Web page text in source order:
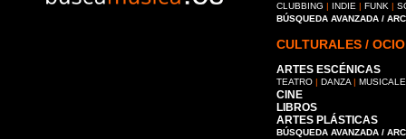
CLUBBING | INDIE | FUNK |
BÚSQUEDA AVANZADA /
CULTURALES / OCIO
ARTES ESCÉNICAS
TEATRO | DANZA |
CINE
LIBROS
ARTES PLÁSTICAS
BÚSQUEDA AVANZADA /